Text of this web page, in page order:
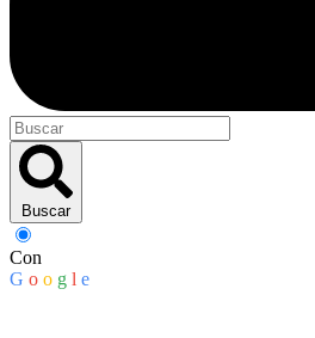
Buscar
Con
G o o g l e